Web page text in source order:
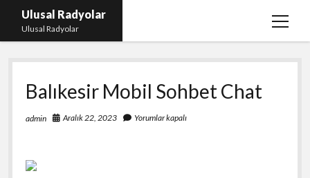
Ulusal Radyolar
Ulusal Radyolar
menüyü
Ana Başlık: Discord Instagram Botu
Instagram Beğeni Kazanma Ücretsiz
Liste
Spotify Dinlenme Atma Parasız
Balıkesir Mobil Sohbet Chat
admin Aralık 22, 2023 Yorumlar kapalı